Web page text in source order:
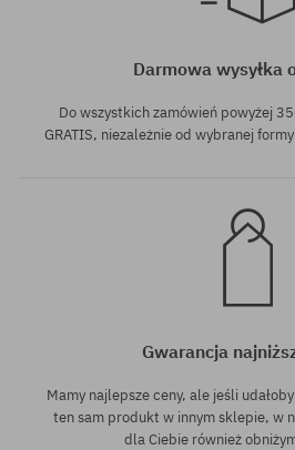
Darmowa wysyłka
Do wszystkich zamówień powyżej
GRATIS, niezależnie od wybranej
Gwarancja
Mamy najlepsze ceny, ale jeśli
ten sam produkt w innym sklepie, w
dla Ciebie również